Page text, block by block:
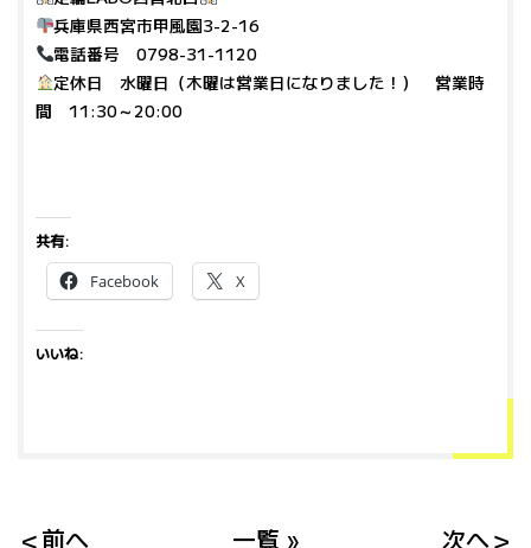
兵庫県西宮市甲風園3-2-16
電話番号 0798-31-1120
定休日 水曜日（木曜は営業日になりました！） 営業時
間 11:30～20:00
共有:
Facebook X
いいね:
＜前へ 一覧 » 次へ＞